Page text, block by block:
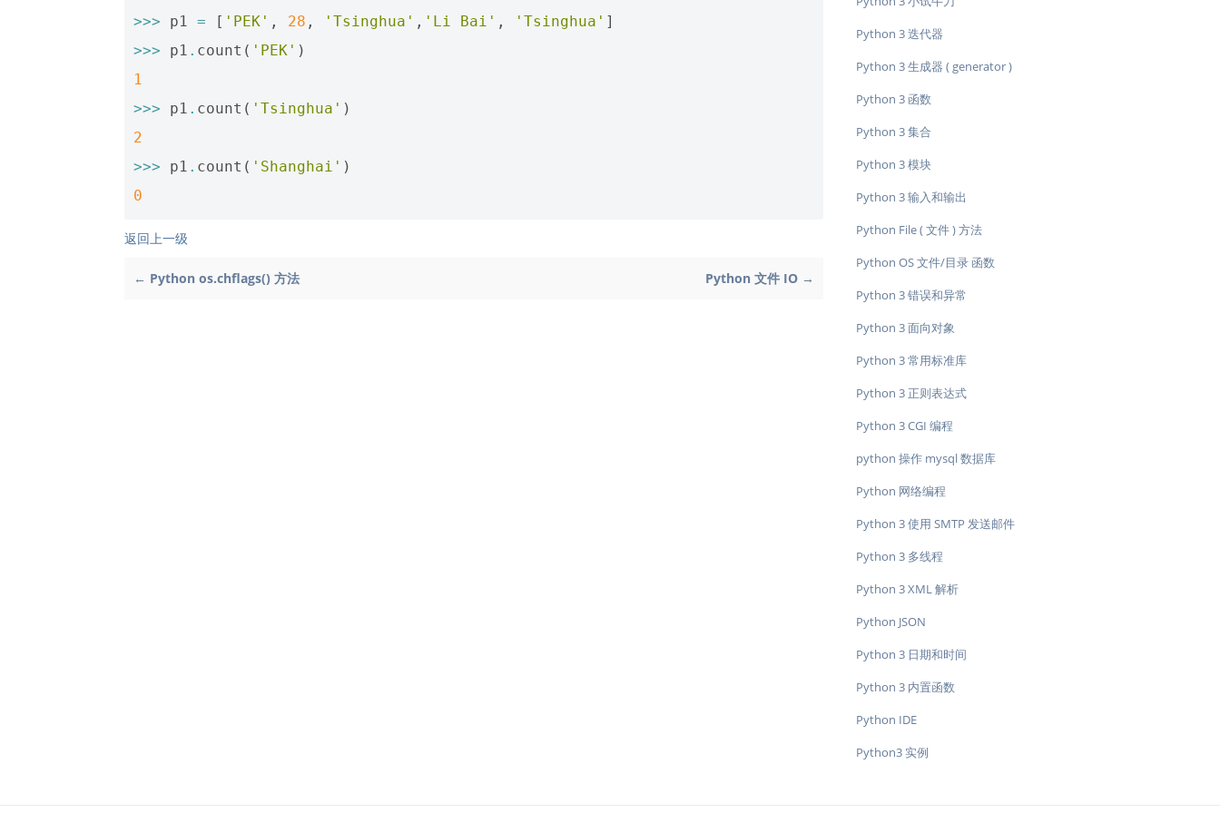
>>> p1 = [ 'PEK' , 28 , 'Tsinghua' , 'Li Bai' , 'Tsinghua' ]
>>>
p1 . count ( 'PEK' )
1
>>>
p1 . count ( 'Tsinghua' )
2
>>>
p1 . count ( 'Shanghai' )
0
返回上一级
← Python os.chflags() 方法 Python 文件 IO →
Python 3 迭代器
Python 3 生成器 ( generator )
Python 3 函数
Python 3 集合
Python 3 模块
Python 3 输入和输出
Python File ( 文件 ) 方法
Python OS 文件/目录 函数
Python 3 错误和异常
Python 3 面向对象
Python 3 常用标准库
Python 3 正则表达式
Python 3 CGI 编程
python 操作 mysql 数据库
Python 网络编程
Python 3 使用 SMTP 发送邮件
Python 3 多线程
Python 3 XML 解析
Python JSON
Python 3 日期和时间
Python 3 内置函数
Python IDE
Python3 实例